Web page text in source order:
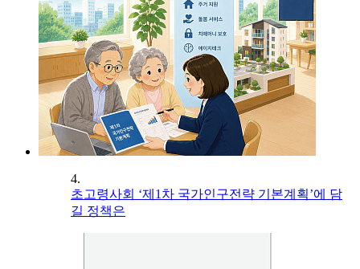
4.
초고령사회 ‘제1차 국가인구전략 기본계획’에 담
길 정책은